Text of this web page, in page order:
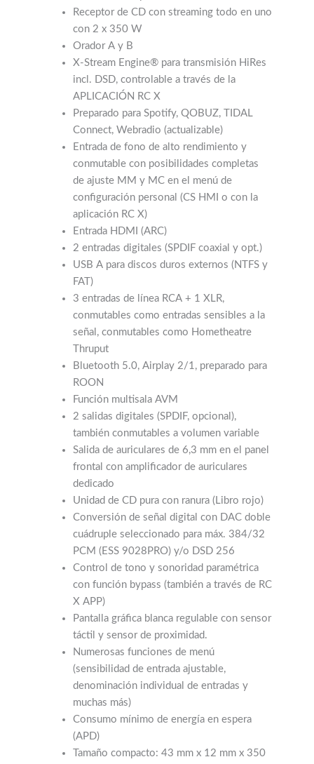
Receptor de CD con streaming todo en uno
con 2 x 350 W
Orador A y B
X-Stream Engine® para transmisión HiRes
incl. DSD, controlable a través de la
APLICACIÓN RC X
Preparado para Spotify, QOBUZ, TIDAL
Connect, Webradio (actualizable)
Entrada de fono de alto rendimiento y
conmutable con posibilidades completas
de ajuste MM y MC en el menú de
configuración personal (CS HMI o con la
aplicación RC X)
Entrada HDMI (ARC)
2 entradas digitales (SPDIF coaxial y opt.)
USB A para discos duros externos (NTFS y
FAT)
3 entradas de línea RCA + 1 XLR,
conmutables como entradas sensibles a la
señal, conmutables como Hometheatre
Thruput
Bluetooth 5.0, Airplay 2/1, preparado para
ROON
Función multisala AVM
2 salidas digitales (SPDIF, opcional),
también conmutables a volumen variable
Salida de auriculares de 6,3 mm en el panel
frontal con amplificador de auriculares
dedicado
Unidad de CD pura con ranura (Libro rojo)
Conversión de señal digital con DAC doble
cuádruple seleccionado para máx. 384/32
PCM (ESS 9028PRO) y/o DSD 256
Control de tono y sonoridad paramétrica
con función bypass (también a través de RC
X APP)
Pantalla gráfica blanca regulable con sensor
táctil y sensor de proximidad.
Numerosas funciones de menú
(sensibilidad de entrada ajustable,
denominación individual de entradas y
muchas más)
Consumo mínimo de energía en espera
(APD)
Tamaño compacto: 43 mm x 12 mm x 350